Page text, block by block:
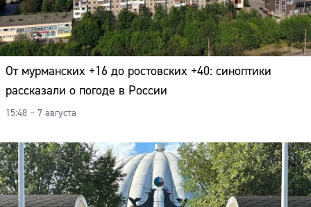
От мурманских +16 до ростовских +40: синоптики
рассказали о погоде в России
15:48 – 7 августа